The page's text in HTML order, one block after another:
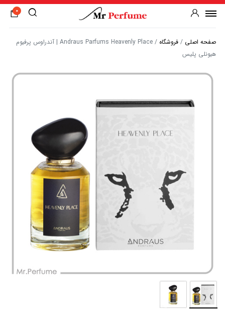
0
صفحه اصلی / فروشگاه /
Andraus Parfums Heavenly Place | آندراوس پرفیوم
هیونلی پلیس